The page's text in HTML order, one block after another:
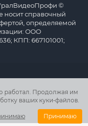
работал. Продолжая им
ваших куки‑файлов.
Принимаю
©
носит справочный
определяемой
ООО
КПП: 667101001;